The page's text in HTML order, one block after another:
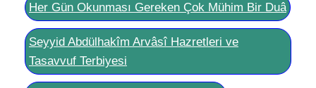
Her Gün Okunması Gereken Çok Mühim Bir Duâ
Seyyid Abdülhakîm Arvâsî Hazretleri ve
Tasavvuf Terbiyesi